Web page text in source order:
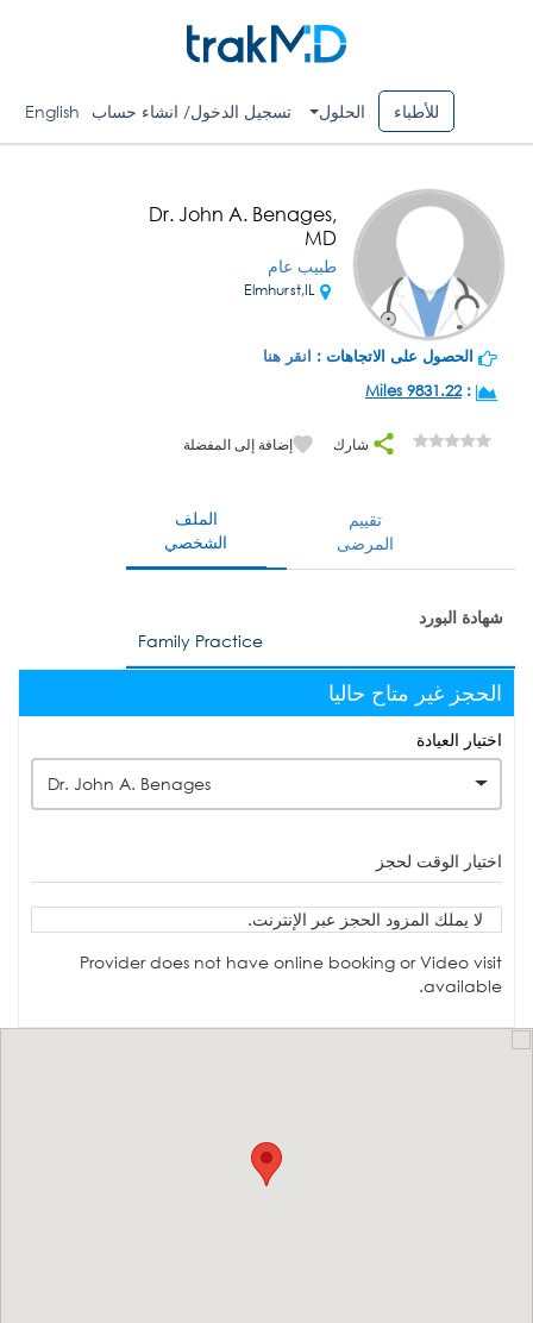
للأطباء الحلول تسجيل الدخول/ انشاء حساب English
Dr. John A. Benages,
MD
طبيب عام
الحصول على الاتجاهات : انقر هنا
:
9831.22 Miles
شارك إضافة إلى المفضلة
الملف
الشخصي
تقييم
المرضى
شهادة البورد
Family Practice
الحجز غير متاح حاليا
اختيار العيادة
Dr. John A. Benages
اختيار الوقت لحجز
لا يملك المزود الحجز عبر الإنترنت.
Provider does not have online booking or Video visit
available.